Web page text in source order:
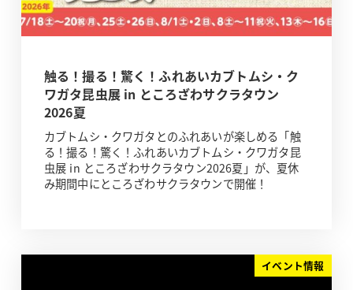
触る！撮る！驚く！ふれあいカブトムシ・ク
ワガタ昆虫展 in ところざわサクラタウン
2026夏
カブトムシ・クワガタとのふれあいが楽しめる「触
る！撮る！驚く！ふれあいカブトムシ・クワガタ昆
虫展 in ところざわサクラタウン2026夏」が、夏休
み期間中にところざわサクラタウンで開催！
イベント情報